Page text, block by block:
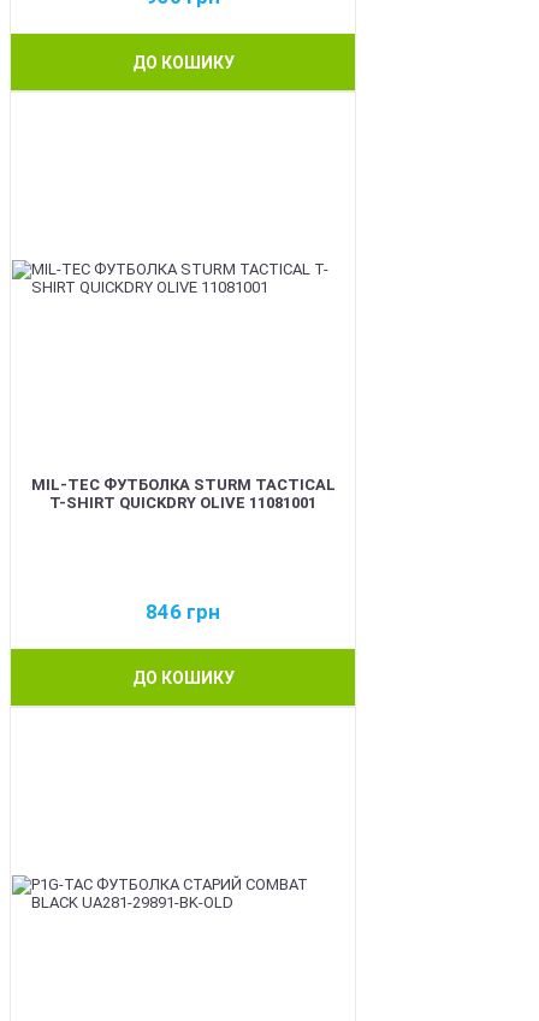
ДО КОШИКУ
MIL-TEC ФУТБОЛКА STURM TACTICAL
T-SHIRT QUICKDRY OLIVE 11081001
846 грн
ДО КОШИКУ